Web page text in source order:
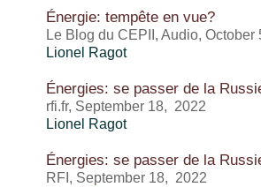
Énergie: tempête en vue?
Le Blog du CEPII, Audio, October
Lionel Ragot
Énergies: se passer de la
rfi.fr, September 18, 2022
Lionel Ragot
Énergies: se passer de la
RFI, September 18, 2022